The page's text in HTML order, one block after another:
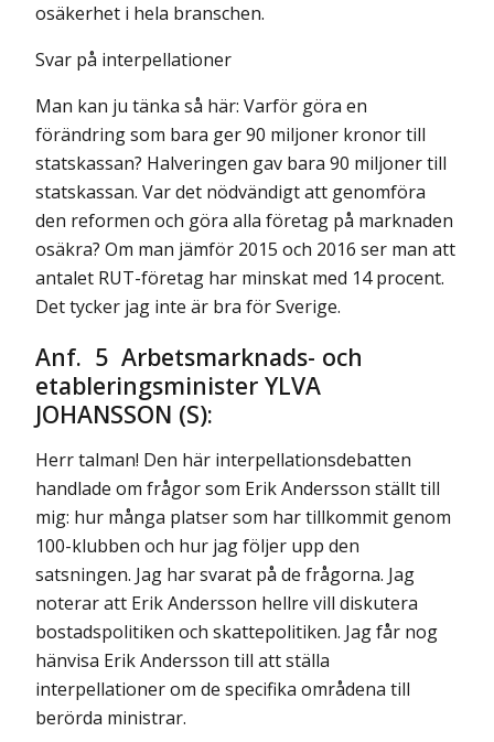
osäkerhet i hela branschen.
Svar på interpellationer
Man kan ju tänka så här: Varför göra en
förändring som bara ger 90 miljoner kronor till
statskassan? Halveringen gav bara 90 miljoner till
statskassan. Var det nödvändigt att genomföra
den reformen och göra alla företag på marknaden
osäkra? Om man jämför 2015 och 2016 ser man att
antalet RUT-företag har minskat med 14 procent.
Det tycker jag inte är bra för Sverige.
Anf. 5 Arbetsmarknads- och
etableringsminister YLVA
JOHANSSON (S):
Herr talman! Den här interpellationsdebatten
handlade om frågor som Erik Andersson ställt till
mig: hur många platser som har tillkommit genom
100-klubben och hur jag följer upp den
satsningen. Jag har svarat på de frågorna. Jag
noterar att Erik Andersson hellre vill diskutera
bostadspolitiken och skattepolitiken. Jag får nog
hänvisa Erik Andersson till att ställa
interpellationer om de specifika områdena till
berörda ministrar.